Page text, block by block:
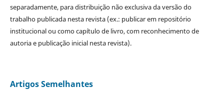
separadamente, para distribuição não exclusiva da versão do
trabalho publicada nesta revista (ex.: publicar em repositório
institucional ou como capítulo de livro, com reconhecimento de
autoria e publicação inicial nesta revista).
Artigos Semelhantes